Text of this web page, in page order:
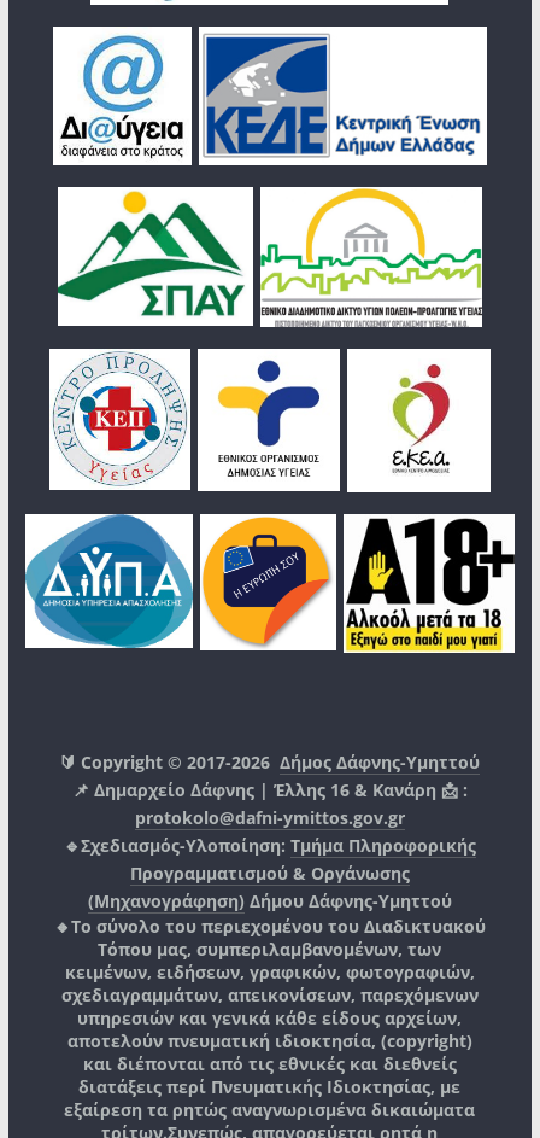
🔰 Copyright © 2017-2026Δήμος Δάφνης-Υμηττού
📌 Δημαρχείο Δάφνης | Έλλης 16 & Κανάρη 📩 :
protokolo@dafni-ymittos.gov.gr
🔹Σχεδιασμός-Υλοποίηση: Τμήμα Πληροφορικής
Προγραμματισμού & Οργάνωσης
(Μηχανογράφηση) Δήμου Δάφνης-Υμηττού
🔸Το σύνολο του περιεχομένου του Διαδικτυακού
Τόπου μας, συμπεριλαμβανομένων, των
κειμένων, ειδήσεων, γραφικών, φωτογραφιών,
σχεδιαγραμμάτων, απεικονίσεων, παρεχόμενων
υπηρεσιών και γενικά κάθε είδους αρχείων,
αποτελούν πνευματική ιδιοκτησία, (copyright)
και διέπονται από τις εθνικές και διεθνείς
διατάξεις περί Πνευματικής Ιδιοκτησίας, με
εξαίρεση τα ρητώς αναγνωρισμένα δικαιώματα
τρίτων.Συνεπώς, απαγορεύεται ρητά η